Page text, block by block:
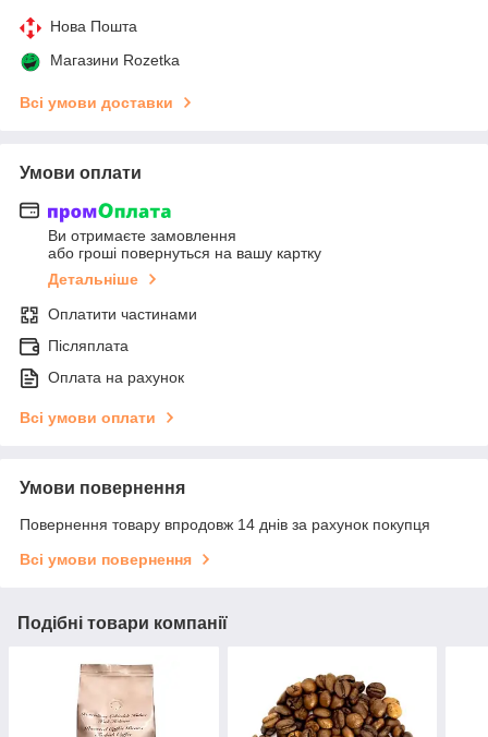
Нова Пошта
Магазини Rozetka
Всі умови доставки
Умови оплати
Ви отримаєте замовлення
або гроші повернуться на вашу картку
Детальніше
Оплатити частинами
Післяплата
Оплата на рахунок
Всі умови оплати
Умови повернення
Повернення товару впродовж 14 днів за рахунок покупця
Всі умови повернення
Подібні товари компанії